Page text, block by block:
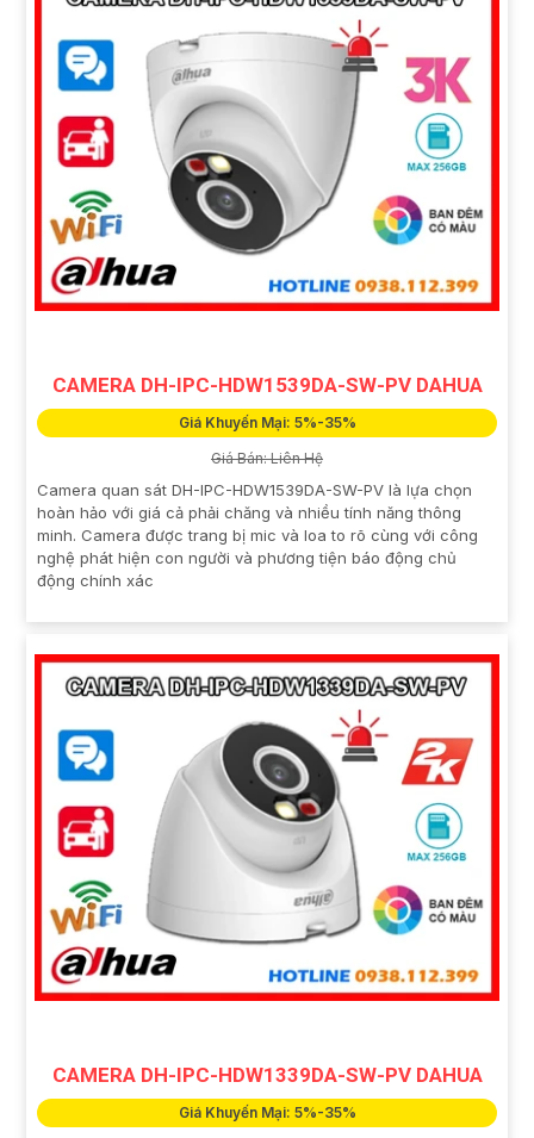
CAMERA DH-IPC-HDW1539DA-SW-PV DAHUA
Giá Khuyến Mại: 5%-35%
Giá Bán: Liên Hệ
Camera quan sát DH-IPC-HDW1539DA-SW-PV là lựa chọn
hoàn hảo với giá cả phải chăng và nhiều tính năng thông
minh. Camera được trang bị mic và loa to rõ cùng với công
nghệ phát hiện con người và phương tiện báo động chủ
động chính xác
CAMERA DH-IPC-HDW1339DA-SW-PV DAHUA
Giá Khuyến Mại: 5%-35%